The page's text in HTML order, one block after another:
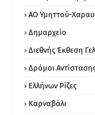
ΑΟ Υμηττού-
Δημαρχείο
Διεθνής Έκθεση
Δρόμοι
Ελλήνων Ρίζες
Καρναβάλι